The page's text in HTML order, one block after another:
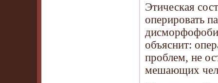
Этическая
оперировать
объяснит:
проблем, не
мешающих